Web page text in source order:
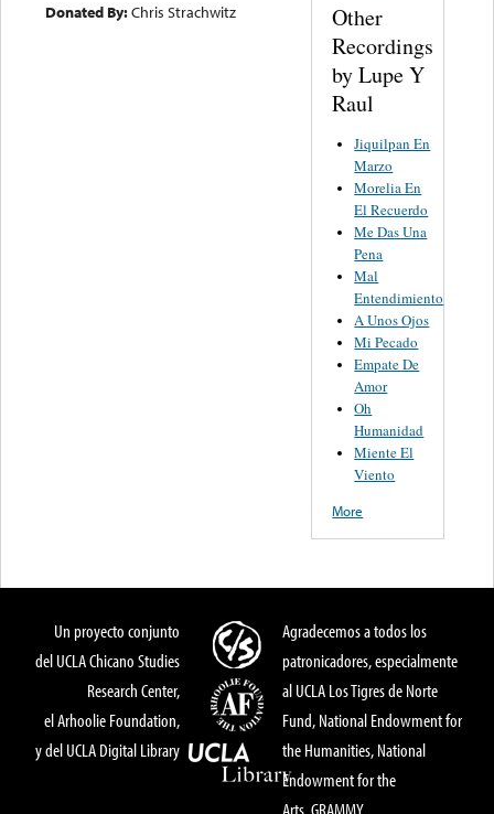
Donated By:Chris Strachwitz
Other
Recordings
by Lupe Y
Raul
Jiquilpan En
Marzo
Morelia En
El Recuerdo
Me Das Una
Pena
Mal
Entendimiento
A Unos Ojos
Mi Pecado
Empate De
Amor
Oh
Humanidad
Miente El
Viento
More
Un proyecto conjunto
del UCLA Chicano Studies
Research Center,
el Arhoolie Foundation,
y del UCLA Digital Library
Agradecemos a todos los
patronicadores, especialmente
al UCLA Los Tigres de Norte
Fund, National Endowment for
the Humanities, National
Endowment for the
Arts, GRAMMY